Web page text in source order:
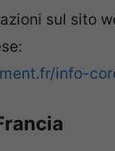
sul sito
info-